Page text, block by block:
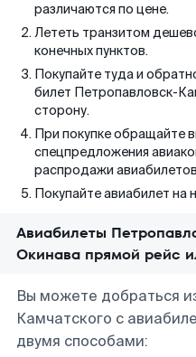
различаются по цене.
Лететь транзитом
конечных пунктов.
Покупайте туда и
билет Петропавловск-
сторону.
При покупке обращайте
спецпредложения
распродажи
Покупайте авиабилет на
Авиабилеты
Окинава прямой рейс
Вы можете добраться
Камчатского с
двумя способами: